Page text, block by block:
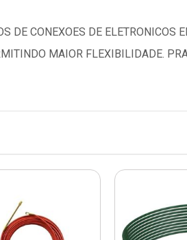
DE CONEXOES DE ELETRONICOS
MAIOR FLEXIBILIDADE.